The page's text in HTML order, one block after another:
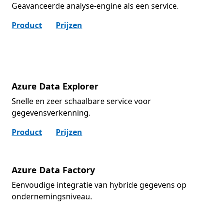
Geavanceerde analyse-engine als een service.
Product
Prijzen
Azure Data Explorer
Snelle en zeer schaalbare service voor
gegevensverkenning.
Product
Prijzen
Azure Data Factory
Eenvoudige integratie van hybride gegevens op
ondernemingsniveau.